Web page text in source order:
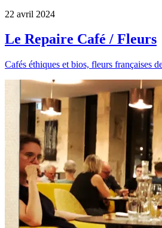
22 avril 2024
Le Repaire Café / Fleurs
Cafés éthiques et bios, fleurs françaises